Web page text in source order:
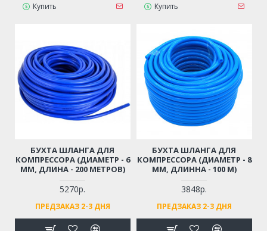
Купить Купить
БУХТА ШЛАНГА ДЛЯ
КОМПРЕССОРА (ДИАМЕТР - 6
ММ, ДЛИНА - 200 МЕТРОВ)
5270р.
ПРЕДЗАКАЗ 2-3 ДНЯ
БУХТА ШЛАНГА ДЛЯ
КОМПРЕССОРА (ДИАМЕТР - 8
ММ, ДЛИННА - 100 М)
3848р.
ПРЕДЗАКАЗ 2-3 ДНЯ